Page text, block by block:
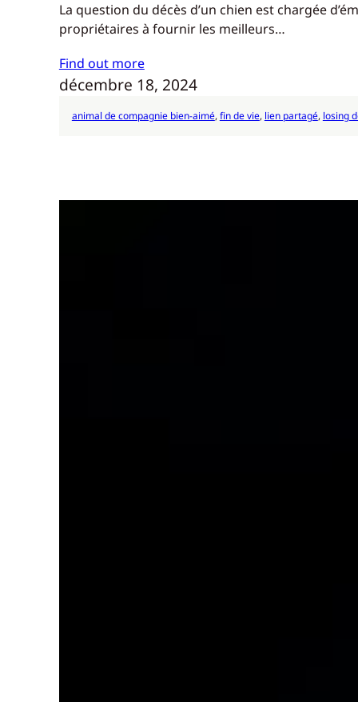
La question du décès d’un chien est chargée
propriétaires à fournir les meilleurs…
Find out more
décembre 18, 2024
animal de compagnie bien-aimé, fin de vie, lien partagé, losing